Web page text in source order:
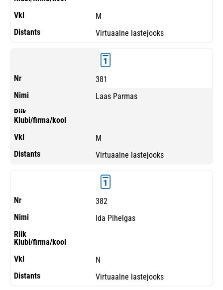
M
Virtuaalne lastejooks
381
Laas Parmas
M
Virtuaalne lastejooks
382
Ida Pihelgas
N
Virtuaalne lastejooks